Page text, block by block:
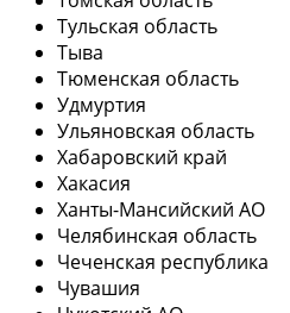
Тульская область
Тыва
Тюменская область
Удмуртия
Ульяновская область
Хабаровский край
Хакасия
Ханты-Мансийский АО
Челябинская область
Чеченская республика
Чувашия